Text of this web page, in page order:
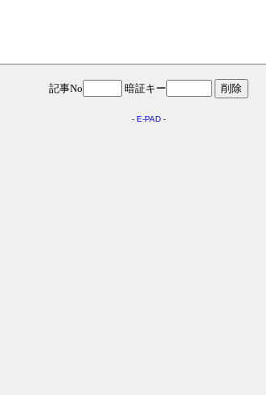
記事No 暗証キー
- E-PAD -